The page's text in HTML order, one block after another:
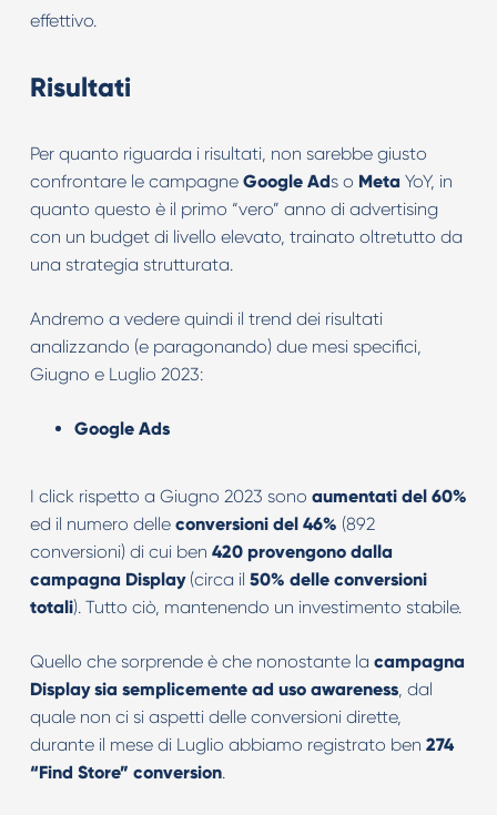
effettivo.
Risultati
Per quanto riguarda i risultati, non sarebbe giusto
confrontare le campagne Google Ads o Meta YoY, in
quanto questo è il primo “vero” anno di advertising
con un budget di livello elevato, trainato oltretutto da
una strategia strutturata.
Andremo a vedere quindi il trend dei risultati
analizzando (e paragonando) due mesi specifici,
Giugno e Luglio 2023:
Google Ads
I click rispetto a Giugno 2023 sono aumentati del 60%
ed il numero delle conversioni del 46% (892
conversioni) di cui ben 420 provengono dalla
campagna Display(circa il 50% delle conversioni
totali). Tutto ciò, mantenendo un investimento stabile.
Quello che sorprende è che nonostante la campagna
Display sia semplicemente ad uso awareness, dal
quale non ci si aspetti delle conversioni dirette,
durante il mese di Luglio abbiamo registrato ben 274
“Find Store” conversion.